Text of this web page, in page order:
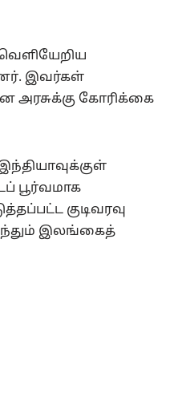
இவர்கள்
அரசுக்கு கோரிக்கை
பூர்வமாக
குடிவரவு
இலங்கைத்